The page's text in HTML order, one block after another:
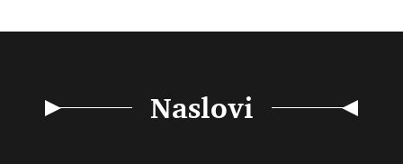
Naslovi